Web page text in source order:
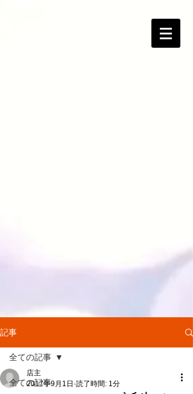
記事
全ての記事
全ての記事
店主
2017年9月1日 読了時間: 1分